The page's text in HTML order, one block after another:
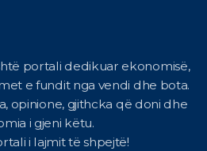
portali dedikuar ekonomisë,
e fundit nga vendi dhe bota.
opinione, gjithcka që doni dhe
i gjeni këtu.
i lajmit të shpejtë!